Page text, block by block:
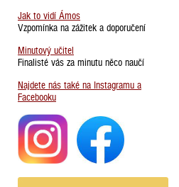
Jak to vidí Ámos
Vzpomínka na zážitek a doporučení
Minutový učitel
Finalisté vás za minutu něco naučí
Najdete nás také na Instagramu a
Facebooku